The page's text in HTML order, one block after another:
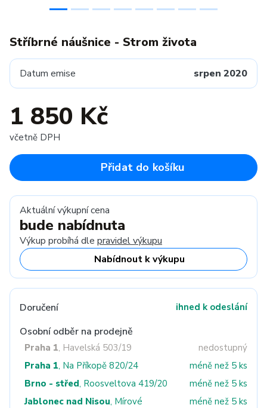
Stříbrné náušnice - Strom života
Datum emise srpen 2020
1 850 Kč
včetně DPH
Přidat do košíku
Aktuální výkupní cena
bude nabídnuta
Výkup probíhá dle pravidel výkupu
Nabídnout k výkupu
Doručení ihned k odeslání
Osobní odběr na prodejně
Praha 1, Havelská 503/19
nedostupný
Praha 1, Na Příkopě 820/24
méně než 5 ks
Brno - střed, Roosveltova 419/20
méně než 5 ks
Jablonec nad Nisou, Mírové
méně než 5 ks